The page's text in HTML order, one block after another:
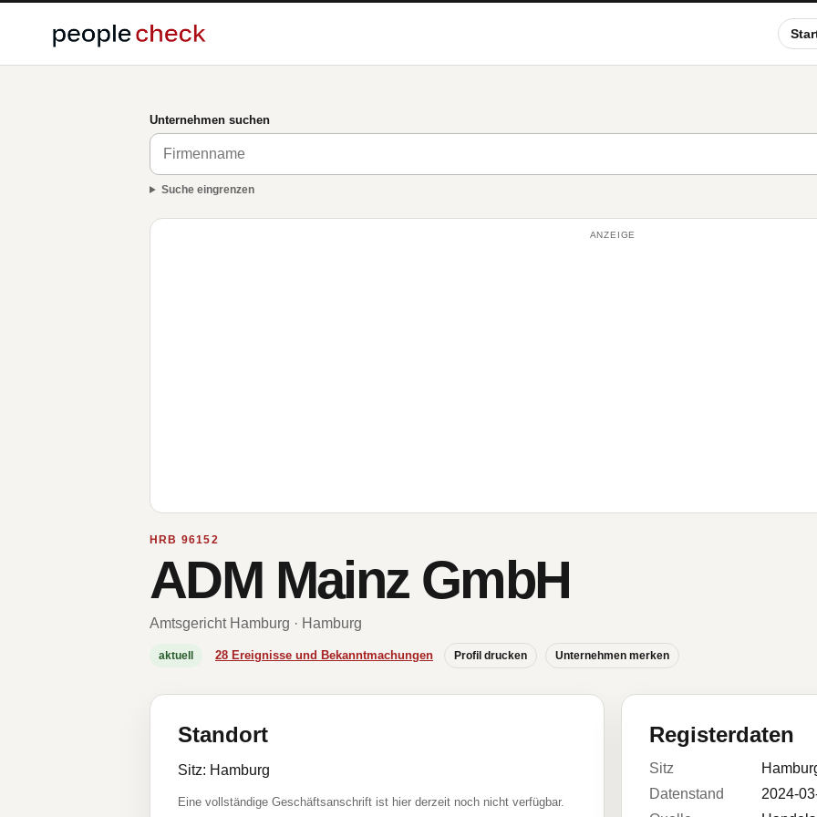
Unternehmen suchen
Suche eingrenzen
ANZEIGE
HRB 96152
ADM Mainz GmbH
Amtsgericht Hamburg · Hamburg
aktuell 28 Ereignisse und Bekanntmachungen Profil drucken Unternehmen merken
Standort
Sitz: Hamburg
Eine vollständige Geschäftsanschrift ist hier derzeit noch nicht verfügbar.
Registerdaten
Sitz
Datenstand
2024-